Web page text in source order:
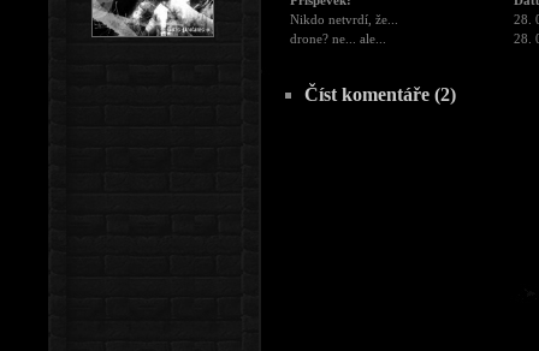
Nikdo netvrdí, že...
28.
drone? ne... ale...
28.
Číst komentáře (2)